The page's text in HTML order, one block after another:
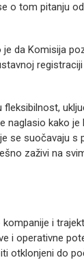
o tom pitanju
da Komisija
kako je
se suočavaju
zaživi na
i
i operativne
otklonjeni do